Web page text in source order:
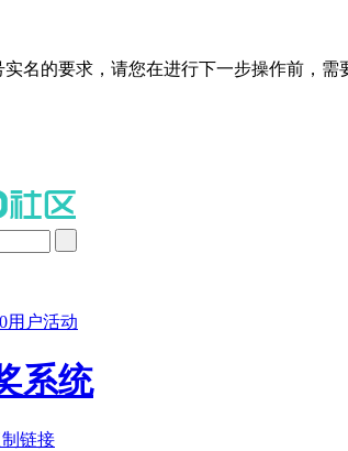
名的要求，请您在进行下一步操作前，需
用户活动
系统
链接